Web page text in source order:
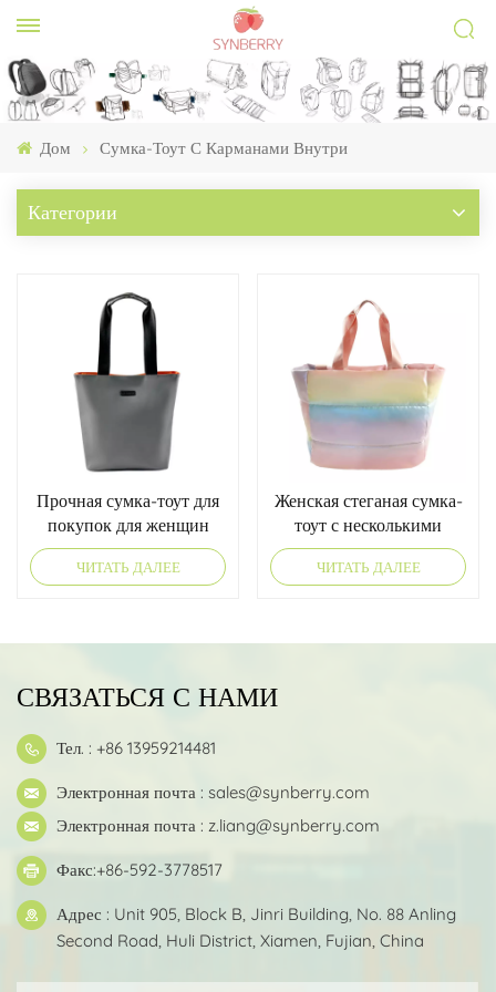
Дом Сумка-Тоут С Карманами Внутри
Категории
Прочная сумка-тоут для
покупок для женщин
ЧИТАТЬ ДАЛЕЕ
Женская стеганая сумка-
тоут с несколькими
отделениями в
градиентном тоне
ЧИТАТЬ ДАЛЕЕ
СВЯЗАТЬСЯ С НАМИ
Тел. : +86 13959214481
Электронная почта : sales@synberry.com
Электронная почта : z.liang@synberry.com
Факс:+86-592-3778517
Адрес : Unit 905, Block B, Jinri Building, No. 88 Anling
Second Road, Huli District, Xiamen, Fujian, China